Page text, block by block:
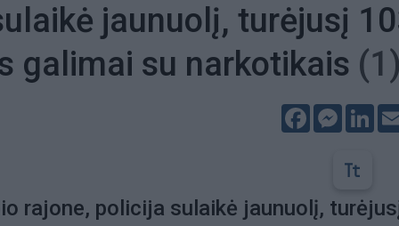
jaunuolį, turėjusį
galimai su narkotikais (1)
Facebook
rajone, policija sulaikė jaunuolį,